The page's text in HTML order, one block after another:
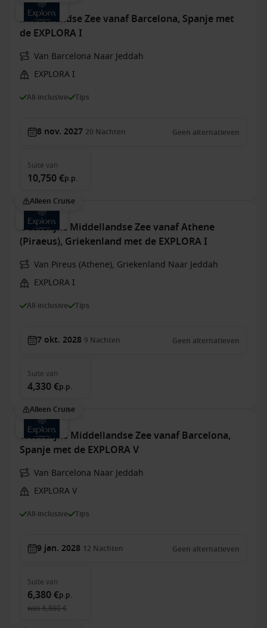
Middellandse Zee vanaf Barcelona, Spanje met
de EXPLORA I
Van Barcelona Naar Jeddah
EXPLORA I
All-inclusive Tips
8 nov. 2027 20 Nachten Geen alternatieven
Suite van
10,750 €p.p.
Alleen Cruise
Oostelijke Middellandse Zee vanaf Athene
(Piraeus), Griekenland met de EXPLORA I
Van Pireus (Athene), Griekenland Naar Jeddah
EXPLORA I
All-inclusive Tips
7 okt. 2028 9 Nachten Geen alternatieven
Suite van
4,330 €p.p.
Alleen Cruise
Westelijke Middellandse Zee vanaf Barcelona,
Spanje met de EXPLORA V
Van Barcelona Naar Jeddah
EXPLORA V
All-inclusive Tips
9 jan. 2028 12 Nachten Geen alternatieven
Suite van
6,380 €p.p.
was6,860 €